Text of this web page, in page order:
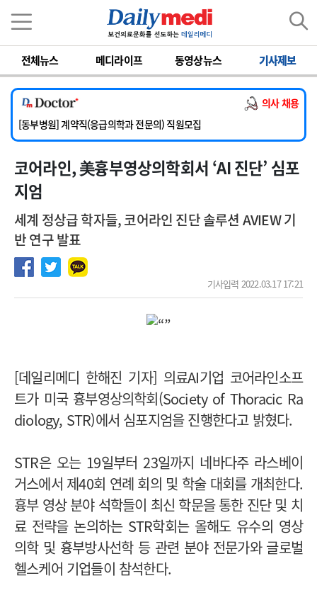
전체뉴스 메디라이프 동영상뉴스 기사제보
의사 채용
[서울아산병원] 2026년 하반기 인턴 모집
[영남대학교의료원] 마취통증의학과 임기제 임상의사 채용
[충남대학교병원] 소아청소년과(소아응급전담) 계약직 의사 공개채용
[동부병원] 계약직(응급의학과 전문의) 직원모집
[이대목동병원] 하반기 전공의(레지던트1년차) 모집
[서울아산병원] 2026년 하반기 인턴 모집
[영남대학교의료원] 마취통증의학과 임기제 임상의사 채용
코어라인, 美흉부영상의학회서 ‘AI 진단’ 심포
지엄
세계 정상급 학자들, 코어라인 진단 솔루션 AVIEW 기
반 연구 발표
기사입력 2022.03.17 17:21
[데일리메디 한해진 기자] 의료AI기업 코어라인소프
트가 미국 흉부영상의학회(Society of Thoracic Ra
diology, STR)에서 심포지엄을 진행한다고 밝혔다.
STR은 오는 19일부터 23일까지 네바다주 라스베이
거스에서 제40회 연례 회의 및 학술 대회를 개최한다.
흉부 영상 분야 석학들이 최신 학문을 통한 진단 및 치
료 전략을 논의하는 STR학회는 올해도 유수의 영상
의학 및 흉부방사선학 등 관련 분야 전문가와 글로벌
헬스케어 기업들이 참석한다.